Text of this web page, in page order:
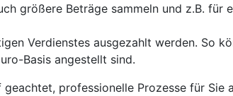
größere Beträge sammeln und z.B. für
Verdienstes ausgezahlt werden. So
Basis angestellt sind.
professionelle Prozesse für Sie